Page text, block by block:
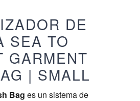
DE
SEA TO
GARMENT
| SMALL
Bag es un sistema de